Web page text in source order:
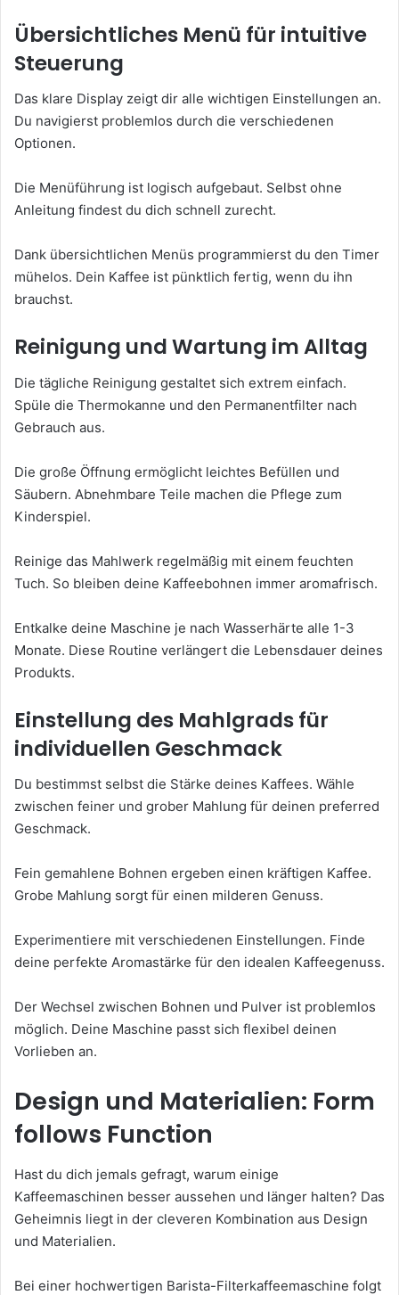
Übersichtliches Menü für intuitive
Steuerung
Das klare Display zeigt dir alle wichtigen Einstellungen an.
Du navigierst problemlos durch die verschiedenen
Optionen.
Die Menüführung ist logisch aufgebaut. Selbst ohne
Anleitung findest du dich schnell zurecht.
Dank übersichtlichen Menüs programmierst du den Timer
mühelos. Dein Kaffee ist pünktlich fertig, wenn du ihn
brauchst.
Reinigung und Wartung im Alltag
Die tägliche Reinigung gestaltet sich extrem einfach.
Spüle die Thermokanne und den Permanentfilter nach
Gebrauch aus.
Die große Öffnung ermöglicht leichtes Befüllen und
Säubern. Abnehmbare Teile machen die Pflege zum
Kinderspiel.
Reinige das Mahlwerk regelmäßig mit einem feuchten
Tuch. So bleiben deine Kaffeebohnen immer aromafrisch.
Entkalke deine Maschine je nach Wasserhärte alle 1-3
Monate. Diese Routine verlängert die Lebensdauer deines
Produkts.
Einstellung des Mahlgrads für
individuellen Geschmack
Du bestimmst selbst die Stärke deines Kaffees. Wähle
zwischen feiner und grober Mahlung für deinen preferred
Geschmack.
Fein gemahlene Bohnen ergeben einen kräftigen Kaffee.
Grobe Mahlung sorgt für einen milderen Genuss.
Experimentiere mit verschiedenen Einstellungen. Finde
deine perfekte Aromastärke für den idealen Kaffeegenuss.
Der Wechsel zwischen Bohnen und Pulver ist problemlos
möglich. Deine Maschine passt sich flexibel deinen
Vorlieben an.
Design und Materialien: Form
follows Function
Hast du dich jemals gefragt, warum einige
Kaffeemaschinen besser aussehen und länger halten? Das
Geheimnis liegt in der cleveren Kombination aus Design
und Materialien.
Bei einer hochwertigen Barista-Filterkaffeemaschine folgt